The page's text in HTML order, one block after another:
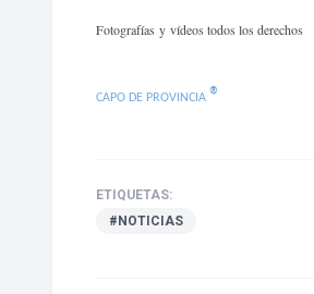
Fotografías y vídeos todos los derechos
CAPO DE PROVINCIA ®
ETIQUETAS:
#NOTICIAS